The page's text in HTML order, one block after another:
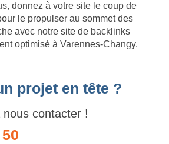
donnez à votre site le coup de
le propulser au sommet des
avec notre site de backlinks
optimisé à Varennes-Changy.
projet en tête ?
contacter !